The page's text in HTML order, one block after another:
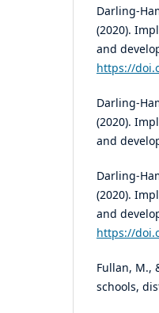
Darling-
(2020).
and
https://
Darling-
(2020).
and
Darling-
(2020).
and
https://
Fullan, M.,
schools,